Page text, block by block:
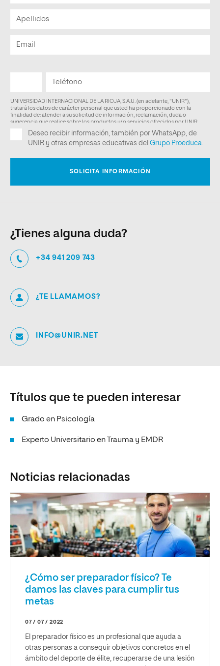
¿Tienes alguna duda?
+34 941 209 743
¿TE LLAMAMOS?
INFO@UNIR.NET
Títulos que te pueden interesar
Grado en Psicología
Experto Universitario en Trauma y EMDR
Noticias relacionadas
¿Cómo ser preparador físico? Te
damos las claves para cumplir tus
metas
07 / 07 / 2022
El preparador físico es un profesional que ayuda a
otras personas a conseguir objetivos concretos en el
ámbito del deporte de élite, recuperarse de una lesión